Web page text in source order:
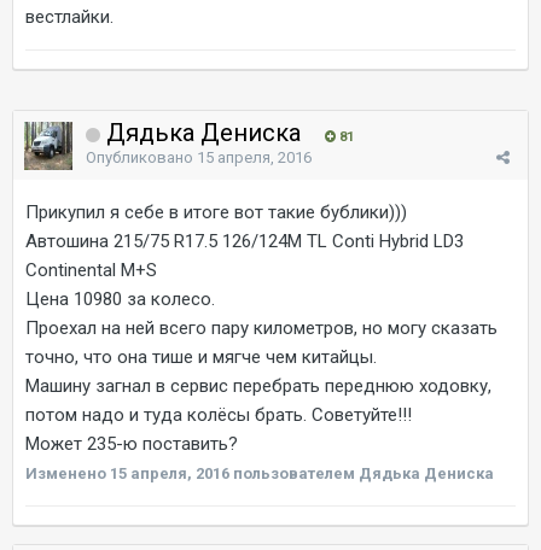
вестлайки.
Дядька Дениска 81
Опубликовано 15 апреля, 2016
Прикупил я себе в итоге вот такие бублики)))
Автошина 215/75 R17.5 126/124M TL Conti Hybrid LD3
Continental M+S
Цена 10980 за колесо.
Проехал на ней всего пару километров, но могу сказать
точно, что она тише и мягче чем китайцы.
Машину загнал в сервис перебрать переднюю ходовку,
потом надо и туда колёсы брать. Советуйте!!!
Может 235-ю поставить?
Изменено 15 апреля, 2016 пользователем Дядька Дениска